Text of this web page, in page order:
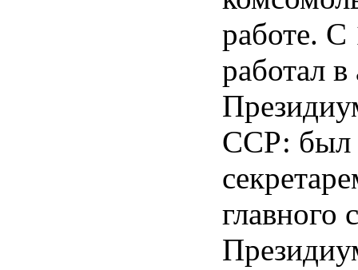
работе. С
работал в
ССР: был
главного